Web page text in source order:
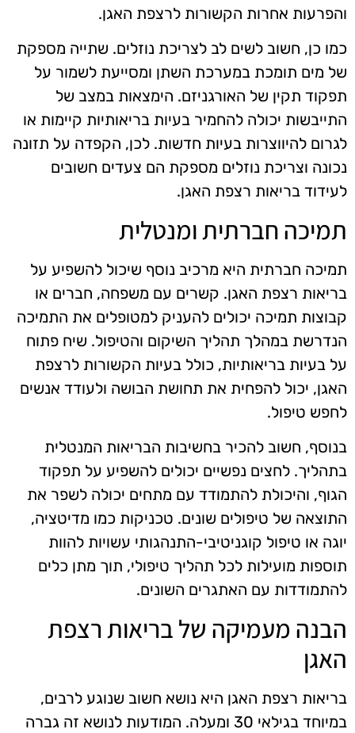
והפרעות אחרות הקשורות לרצפת האגן.
כמו כן, חשוב לשים לב לצריכת נוזלים. שתייה מספקת
של מים תומכת במערכת השתן ומסייעת לשמור על
תפקוד תקין של האורגניזם. הימצאות במצב של
התייבשות יכולה להחמיר בעיות בריאותיות קיימות או
לגרום להיווצרות בעיות חדשות. לכן, הקפדה על תזונה
נכונה וצריכת נוזלים מספקת הם צעדים חשובים
לעידוד בריאות רצפת האגן.
תמיכה חברתית ומנטלית
תמיכה חברתית היא מרכיב נוסף שיכול להשפיע על
בריאות רצפת האגן. קשרים עם משפחה, חברים או
קבוצות תמיכה יכולים להעניק למטופלים את התמיכה
הנדרשת במהלך תהליך השיקום והטיפול. שיח פתוח
על בעיות בריאותיות, כולל בעיות הקשורות לרצפת
האגן, יכול להפחית את תחושת הבושה ולעודד אנשים
לחפש טיפול.
בנוסף, חשוב להכיר בחשיבות הבריאות המנטלית
בתהליך. לחצים נפשיים יכולים להשפיע על תפקוד
הגוף, והיכולת להתמודד עם מתחים יכולה לשפר את
התוצאה של טיפולים שונים. טכניקות כמו מדיטציה,
יוגה או טיפול קוגניטיבי-התנהגותי עשויות להוות
תוספות מועילות לכל תהליך טיפולי, תוך מתן כלים
להתמודדות עם האתגרים השונים.
הבנה מעמיקה של בריאות רצפת
האגן
בריאות רצפת האגן היא נושא חשוב שנוגע לרבים,
במיוחד בגילאי 30 ומעלה. המודעות לנושא זה גברה